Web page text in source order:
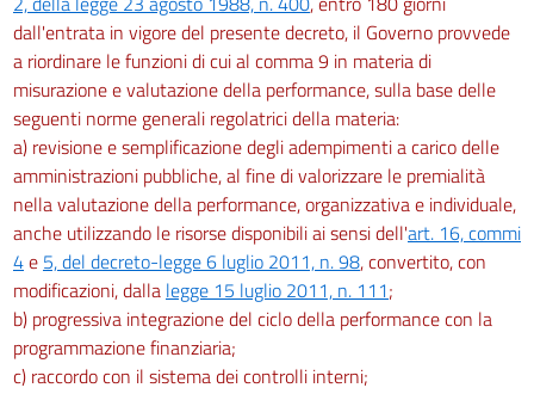
dall'entrata in vigore del presente decreto, il Governo provvede
a riordinare le funzioni di cui al comma 9 in materia di
misurazione e valutazione della performance, sulla base delle
seguenti norme generali regolatrici della materia:
a) revisione e semplificazione degli adempimenti a carico delle
amministrazioni pubbliche, al fine di valorizzare le premialità
nella valutazione della performance, organizzativa e individuale,
anche utilizzando le risorse disponibili ai sensi dell'art. 16, commi
4e 5, del decreto-legge 6 luglio 2011, n. 98, convertito, con
modificazioni, dalla legge 15 luglio 2011, n. 111;
b) progressiva integrazione del ciclo della performance con la
programmazione finanziaria;
c) raccordo con il sistema dei controlli interni;